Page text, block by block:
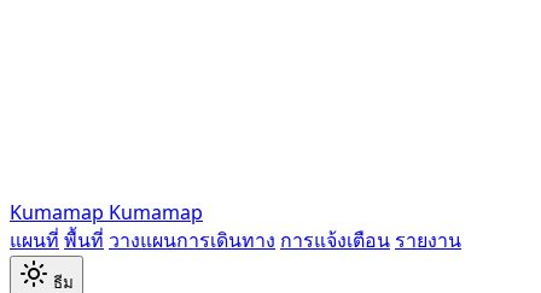
Kumamap Kumamap
แผนที่ พื้นที่ วางแผนการเดินทาง การแจ้งเตือน รายงาน
ธีม